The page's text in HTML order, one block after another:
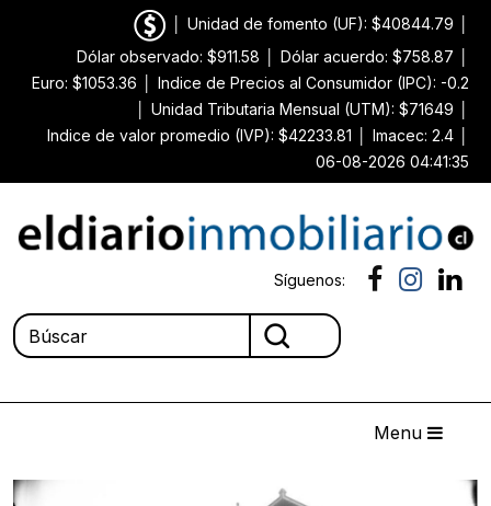
Unidad de fomento (UF): $40844.79
Dólar observado: $911.58
Dólar acuerdo: $758.87
Euro: $1053.36
Indice de Precios al Consumidor (IPC): -0.2
Unidad Tributaria Mensual (UTM): $71649
Indice de valor promedio (IVP): $42233.81
Imacec: 2.4
06-08-2026 04:41:35
Síguenos:
Menu